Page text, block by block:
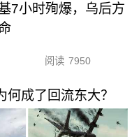
7小时殉爆，乌后方
阅读 7950
成了回流东大？